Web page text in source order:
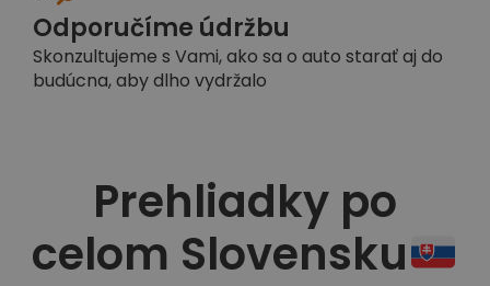
Odporučíme údržbu
Skonzultujeme s Vami, ako sa o auto starať aj do
budúcna, aby dlho vydržalo
Prehliadky po
celom Slovensku